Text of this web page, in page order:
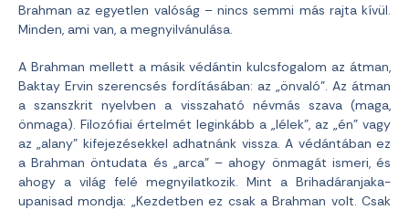
Brahman az egyetlen valóság – nincs semmi más rajta kívül.
Minden, ami van, a megnyilvánulása.
A Brahman mellett a másik védántin kulcsfogalom az átman,
Baktay Ervin szerencsés fordításában: az „önvaló”. Az átman
a szanszkrit nyelvben a visszaható névmás szava (maga,
önmaga). Filozófiai értelmét leginkább a „lélek”, az „én” vagy
az „alany” kifejezésekkel adhatnánk vissza. A védántában ez
a Brahman öntudata és „arca” – ahogy önmagát ismeri, és
ahogy a világ felé megnyilatkozik. Mint a Brihadáranjaka-
upanisad mondja: „Kezdetben ez csak a Brahman volt. Csak